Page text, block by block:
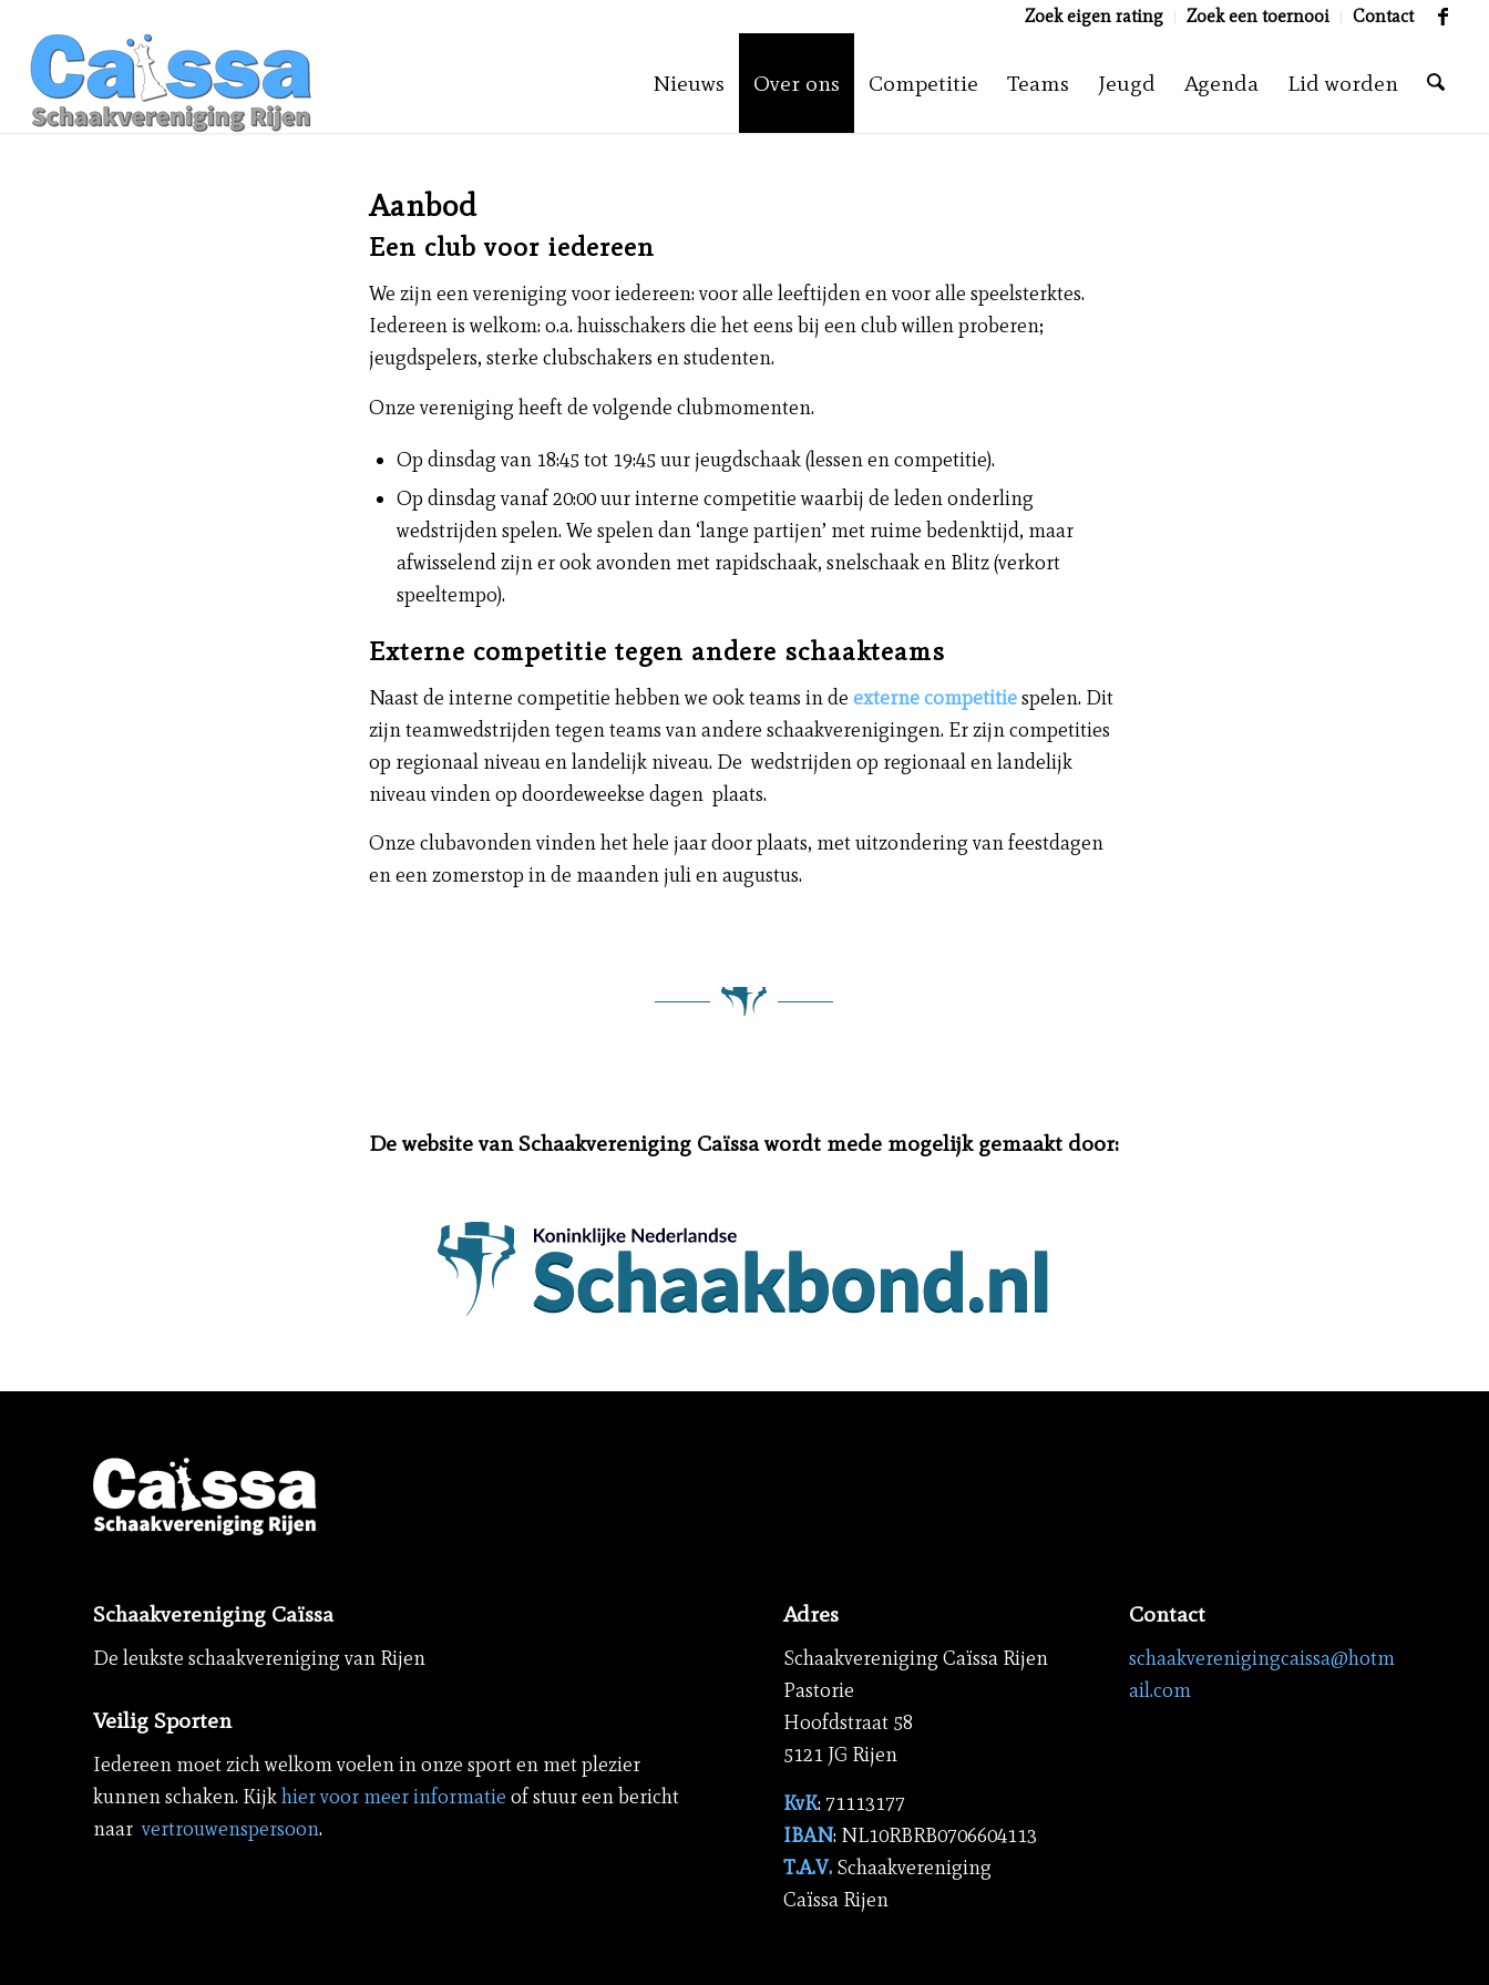
Zoek eigen rating Zoek een toernooi Contact
Nieuws Over ons Competitie Teams Jeugd Agenda Lid worden
Aanbod
Een club voor iedereen
We zijn een vereniging voor iedereen: voor alle leeftijden en voor alle speelsterktes.
Iedereen is welkom: o.a. huisschakers die het eens bij een club willen proberen;
jeugdspelers, sterke clubschakers en studenten.
Onze vereniging heeft de volgende clubmomenten.
Op dinsdag van 18:45 tot 19:45 uur jeugdschaak (lessen en competitie).
Op dinsdag vanaf 20:00 uur interne competitie waarbij de leden onderling
wedstrijden spelen. We spelen dan ‘lange partijen’ met ruime bedenktijd, maar
afwisselend zijn er ook avonden met rapidschaak, snelschaak en Blitz (verkort
speeltempo).
Externe competitie tegen andere schaakteams
Naast de interne competitie hebben we ook teams in deexterne competitiespelen. Dit
zijn teamwedstrijden tegen teams van andere schaakverenigingen. Er zijn competities
op regionaal niveau en landelijk niveau. De wedstrijden op regionaal en landelijk
niveau vinden op doordeweekse dagen plaats.
Onze clubavonden vinden het hele jaar door plaats, met uitzondering van feestdagen
en een zomerstop in de maanden juli en augustus.
De website van Schaakvereniging Caïssa wordt mede mogelijk gemaakt door:
Schaakvereniging Caïssa
De leukste schaakvereniging van Rijen
Veilig Sporten
Iedereen moet zich welkom voelen in onze sport en met plezier
kunnen schaken. Kijkhier voor meer informatie of stuur een bericht
naar vertrouwenspersoon.
Adres
Schaakvereniging Caïssa Rijen
Pastorie
Hoofdstraat 58
5121 JG Rijen
KvK: 71113177
IBAN: NL10RBRB0706604113
T.A.V. Schaakvereniging
Caïssa Rijen
Contact
schaakverenigingcaissa@hotm
ail.com